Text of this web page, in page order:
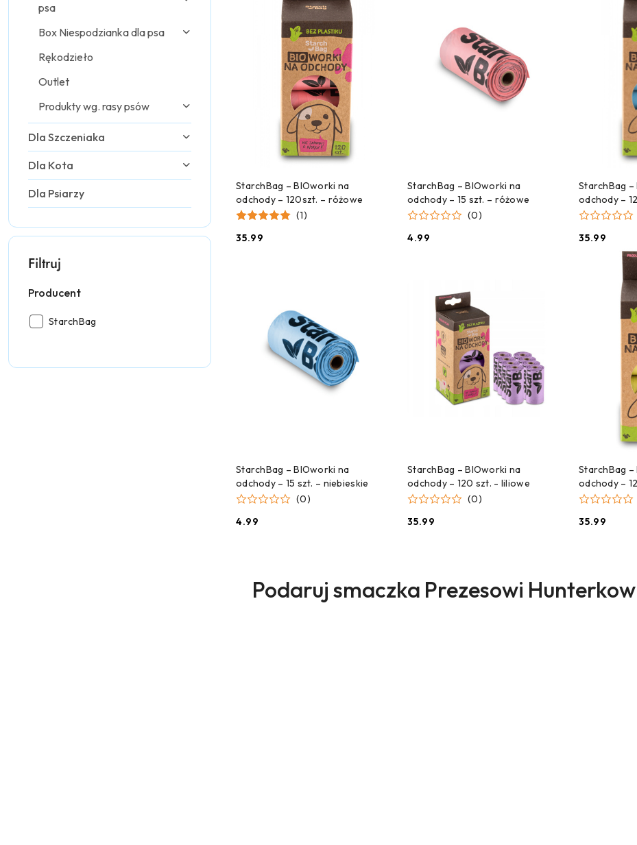
psa
Box Niespodzianka dla psa
Rękodzieło
Outlet
Produkty wg. rasy psów
Dla Szczeniaka
Dla Kota
Dla Psiarzy
Filtruj
Producent
Producent:
StarchBag
StarchBag – BIOworki na
odchody – 120szt. – różowe
(1)
Cena:
35.99
StarchBag – BIOworki na
odchody – 15 szt. – różowe
(0)
Cena:
4.99
StarchBag
odchody –
Cena:
35.99
StarchBag – BIOworki na
odchody – 15 szt. – niebieskie
(0)
Cena:
4.99
StarchBag – BIOworki na
odchody – 120 szt. - liliowe
(0)
Cena:
35.99
StarchBag
odchody –
Cena:
35.99
Produkty
Podaruj smaczka Prezesowi